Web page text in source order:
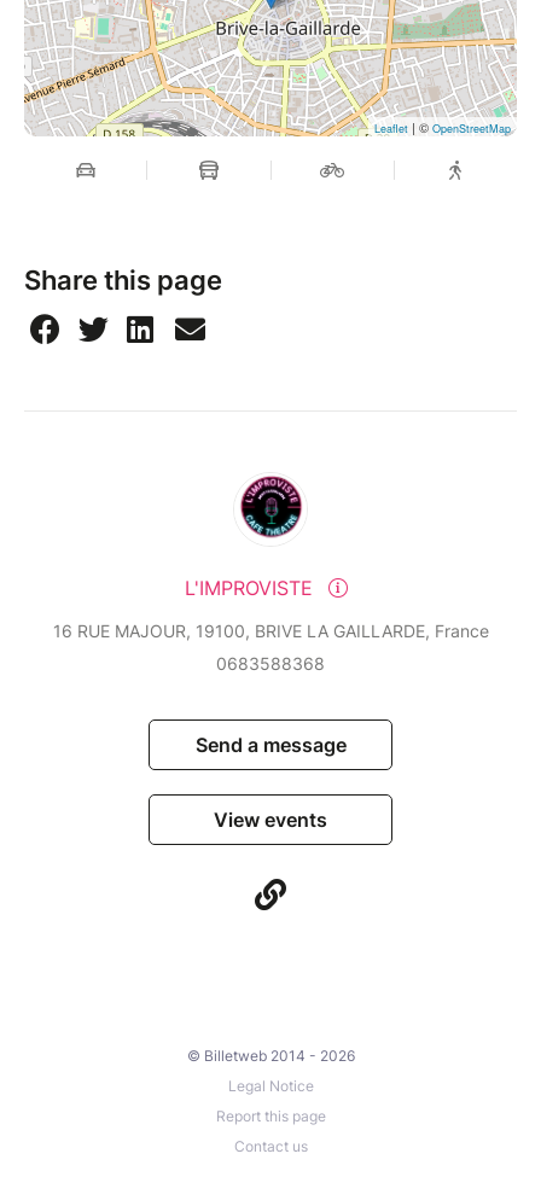
Leaflet | © OpenStreetMap
Share this page
L'IMPROVISTE
16 RUE MAJOUR, 19100, BRIVE LA GAILLARDE, France
0683588368
Send a message
View events
© Billetweb 2014 - 2026
Legal Notice
Report this page
Contact us